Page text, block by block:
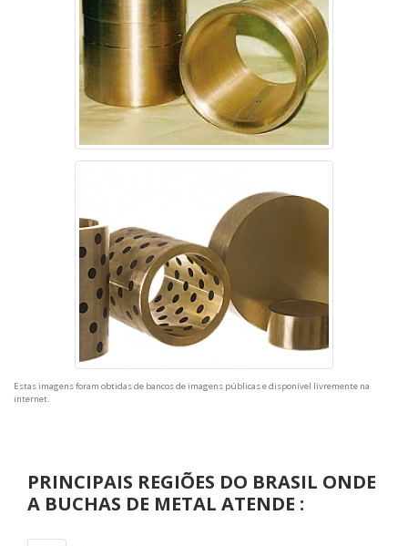
Estas imagens foram obtidas de bancos de imagens públicas e disponível livremente na
internet.
PRINCIPAIS REGIÕES DO BRASIL ONDE
A BUCHAS DE METAL ATENDE :